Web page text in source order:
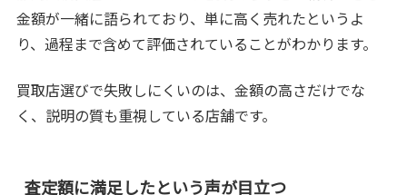
金額が一緒に語られており、単に高く売れたというよ
り、過程まで含めて評価されていることがわかります。
買取店選びで失敗しにくいのは、金額の高さだけでな
く、説明の質も重視している店舗です。
査定額に満足したという声が目立つ